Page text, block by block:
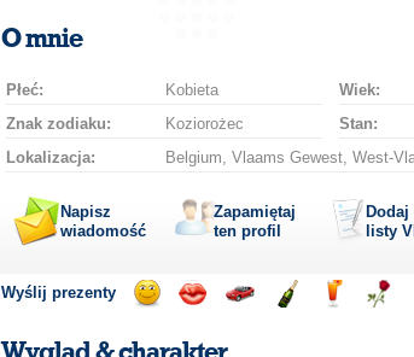
O mnie
Płeć: Kobieta Wiek:
Znak zodiaku:
Koziorożec Stan:
Lokalizacja:
Belgium, Vlaams Gewest, West-
Napisz
wiadomość
Zapamiętaj
ten profil
Dodaj
listy
Wyślij prezenty
uśmiechbuziaka